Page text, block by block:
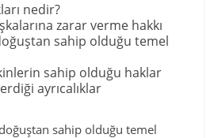
nedir?
zarar verme hakkı
sahip olduğu temel
sahip olduğu haklar
ayrıcalıklar
sahip olduğu temel